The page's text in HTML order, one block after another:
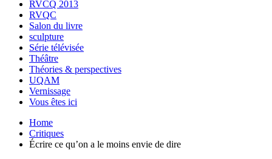
RVCQ 2013
RVQC
Salon du livre
sculpture
Série télévisée
Théâtre
Théories & perspectives
UQAM
Vernissage
Vous êtes ici
Home
Critiques
Écrire ce qu’on a le moins envie de dire